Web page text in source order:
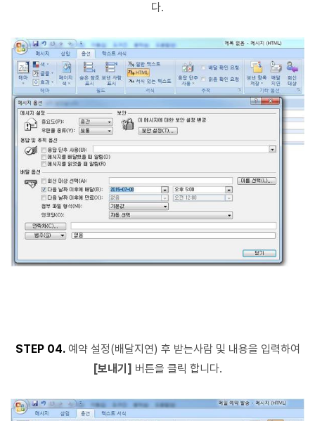
다.
STEP 04.예약 설정(배달지연) 후 받는사람 및 내용을 입력하여
[보내기] 버튼을 클릭 합니다.